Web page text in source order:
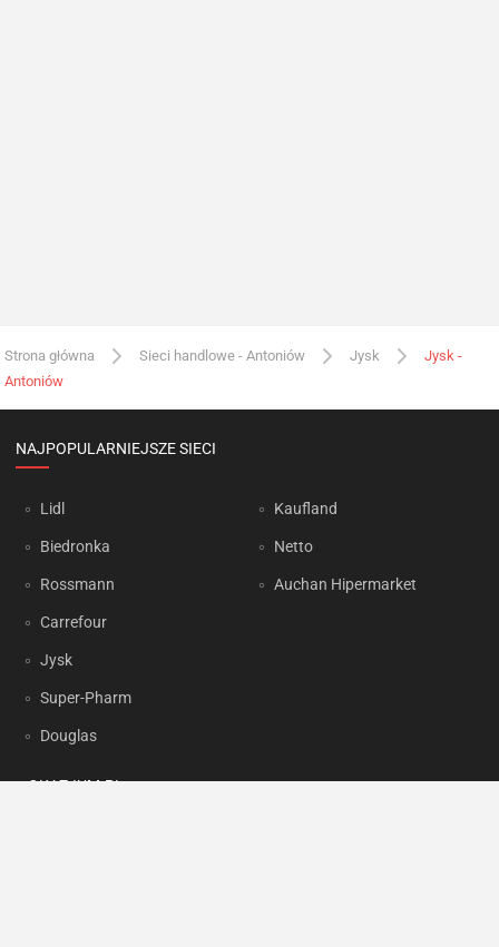
Strona główna Sieci handlowe - Antoniów Jysk
Jysk -
Antoniów
NAJPOPULARNIEJSZE SIECI
Lidl
Biedronka
Rossmann
Carrefour
Jysk
Super-Pharm
Douglas
Kaufland
Netto
Auchan Hipermarket
OKAZJUM.PL